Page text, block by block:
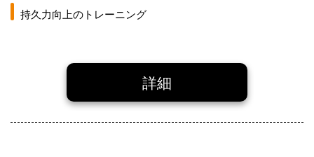
持久力向上のトレーニング
詳細